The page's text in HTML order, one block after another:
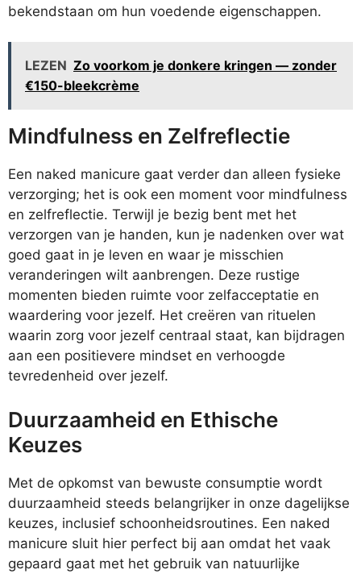
bekendstaan om hun voedende eigenschappen.
LEZEN Zo voorkom je donkere kringen — zonder
€150-bleekcrème
Mindfulness en Zelfreflectie
Een naked manicure gaat verder dan alleen fysieke
verzorging; het is ook een moment voor mindfulness
en zelfreflectie. Terwijl je bezig bent met het
verzorgen van je handen, kun je nadenken over wat
goed gaat in je leven en waar je misschien
veranderingen wilt aanbrengen. Deze rustige
momenten bieden ruimte voor zelfacceptatie en
waardering voor jezelf. Het creëren van rituelen
waarin zorg voor jezelf centraal staat, kan bijdragen
aan een positievere mindset en verhoogde
tevredenheid over jezelf.
Duurzaamheid en Ethische
Keuzes
Met de opkomst van bewuste consumptie wordt
duurzaamheid steeds belangrijker in onze dagelijkse
keuzes, inclusief schoonheidsroutines. Een naked
manicure sluit hier perfect bij aan omdat het vaak
gepaard gaat met het gebruik van natuurlijke